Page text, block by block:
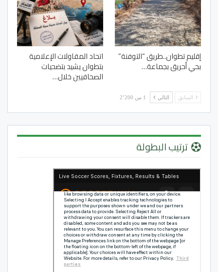
إقليم تطوان..طريق “التوفنة”
بحي أحريق بجماعة…
اتحاد المقاولات الإعلامية
بتطوان يشيد بتضحيات
الصحافيين خلال…
السابق التالي 1 من 2٬200
ترتيب البطولة